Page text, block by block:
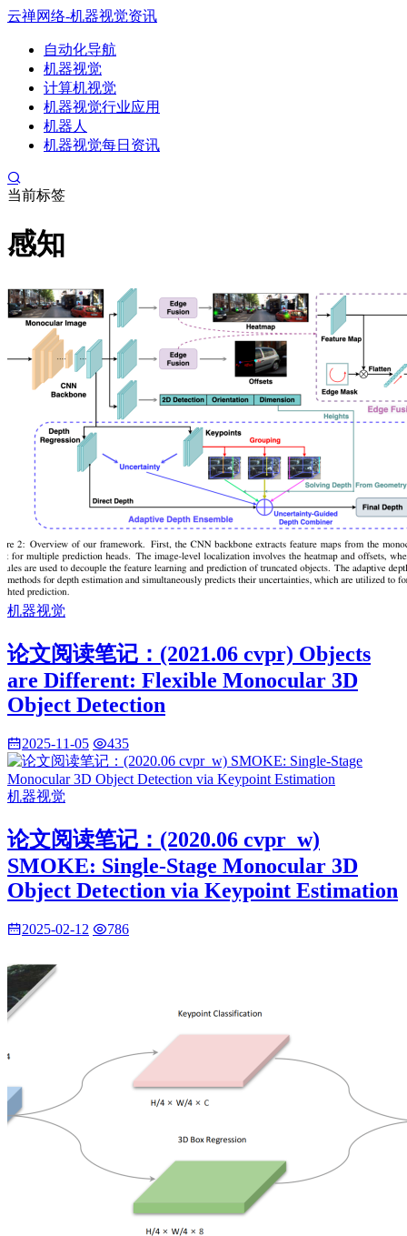
云禅网络-机器视觉资讯
自动化导航
机器视觉
计算机视觉
机器视觉行业应用
机器人
机器视觉每日资讯
当前标签
感知
机器视觉
论文阅读笔记：(2021.06 cvpr) Objects
are Different: Flexible Monocular 3D
Object Detection
2025-11-05 435
机器视觉
论文阅读笔记：(2020.06 cvpr_w)
SMOKE: Single-Stage Monocular 3D
Object Detection via Keypoint Estimation
2025-02-12 786